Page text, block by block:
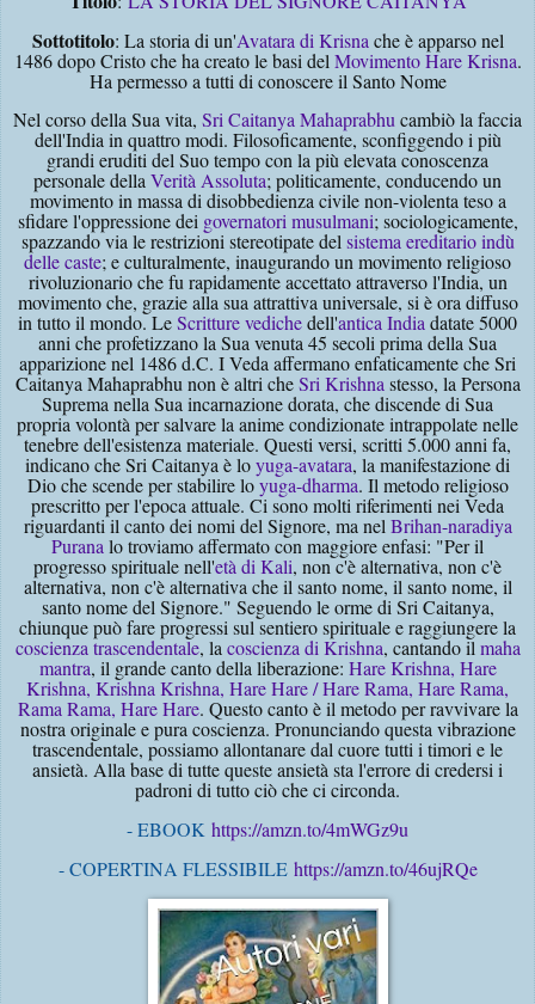
Sottotitolo: La storia di un'Avatara di Krisna che è apparso nel
1486 dopo Cristo che ha creato le basi del Movimento Hare Krisna.
Ha permesso a tutti di conoscere il Santo Nome
Nel corso della Sua vita, Sri Caitanya Mahaprabhucambiò la faccia
dell'India in quattro modi. Filosoficamente, sconfiggendo i più
grandi eruditi del Suo tempo con la più elevata conoscenza
personale dellaVerità Assoluta; politicamente, conducendo un
movimento in massa di disobbedienza civile non-violenta teso a
sfidare l'oppressione dei governatori musulmani; sociologicamente,
spazzando via le restrizioni stereotipate delsistema ereditario indù
delle caste; e culturalmente, inaugurando un movimento religioso
rivoluzionario che fu rapidamente accettato attraverso l'India, un
movimento che, grazie alla sua attrattiva universale, si è ora diffuso
in tutto il mondo. LeScritture vedichedell'antica Indiadatate 5000
anni che profetizzano la Sua venuta 45 secoli prima della Sua
apparizione nel 1486 d.C. I Veda affermano enfaticamente che Sri
Caitanya Mahaprabhu non è altri cheSri Krishnastesso, la Persona
Suprema nella Sua incarnazione dorata, che discende di Sua
propria volontà per salvare la anime condizionate intrappolate nelle
tenebre dell'esistenza materiale. Questi versi, scritti 5.000 anni fa,
indicano che Sri Caitanya è loyuga-avatara, la manifestazione di
Dio che scende per stabilire loyuga-dharma. Il metodo religioso
prescritto per l'epoca attuale. Ci sono molti riferimenti nei Veda
riguardanti il canto dei nomi del Signore, ma nelBrihan-naradiya
Puranalo troviamo affermato con maggiore enfasi: "Per il
progresso spirituale nell'età di Kali, non c'è alternativa, non c'è
alternativa, non c'è alternativa che il santo nome, il santo nome, il
santo nome del Signore." Seguendo le orme di Sri Caitanya,
chiunque può fare progressi sul sentiero spirituale e raggiungere la
coscienza trascendentale, lacoscienza di Krishna, cantando ilmaha
mantra, il grande canto della liberazione: Hare Krishna, Hare
Krishna, Krishna Krishna, Hare Hare / Hare Rama, Hare Rama,
Rama Rama, Hare Hare. Questo canto è il metodo per ravvivare la
nostra originale e pura coscienza. Pronunciando questa vibrazione
trascendentale, possiamo allontanare dal cuore tutti i timori e le
ansietà. Alla base di tutte queste ansietà sta l'errore di credersi i
padroni di tutto ciò che ci circonda.
- EBOOK https://amzn.to/4mWGz9u
- COPERTINA FLESSIBILE https://amzn.to/46ujRQe